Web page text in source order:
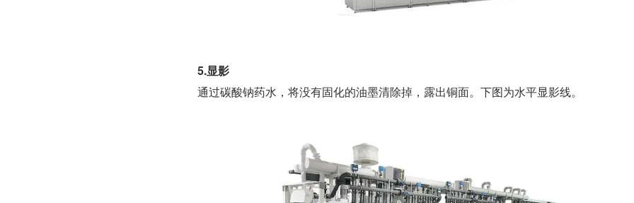
5.显影
通过碳酸钠药水，将没有固化的油墨清除掉，露出铜面。下图为水平显影线。